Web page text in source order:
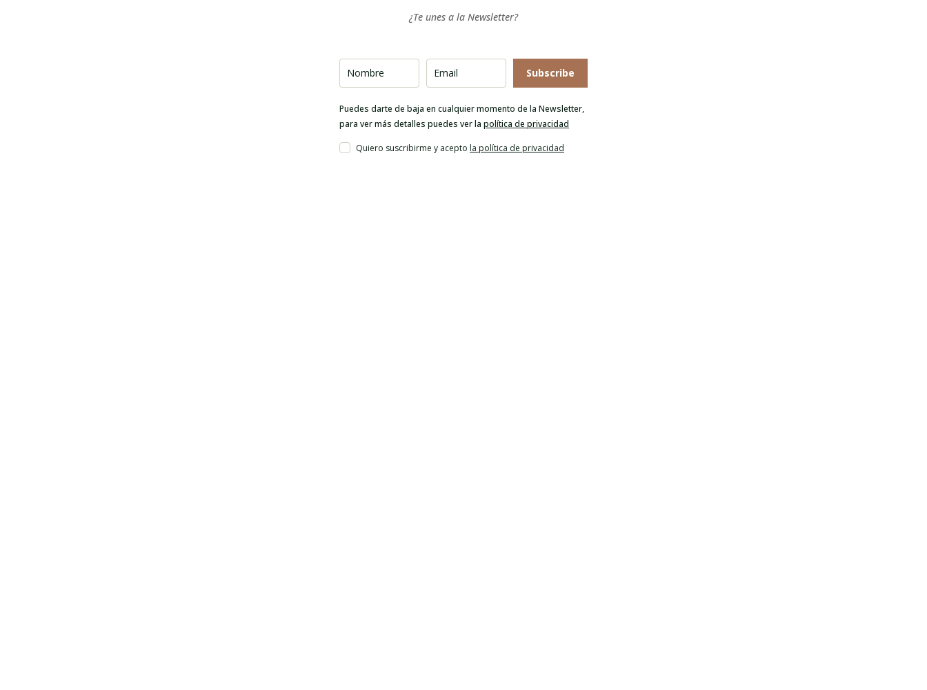
¿Te unes a la Newsletter?
Subscribe
Puedes darte de baja en cualquier momento de la Newsletter,
para ver más detalles puedes ver la política de privacidad
Quiero suscribirme y acepto la política de privacidad